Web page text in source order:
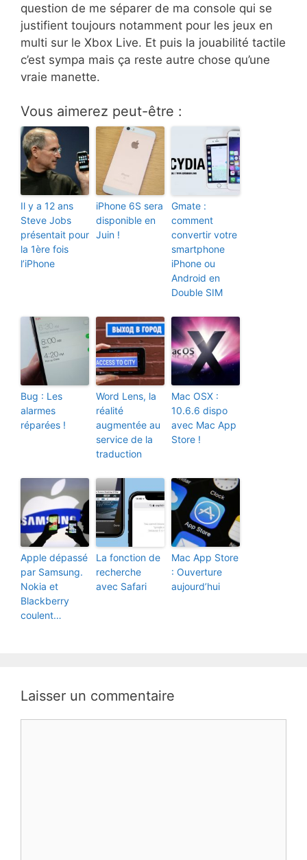
question de me séparer de ma console qui se
justifient toujours notamment pour les jeux en
multi sur le Xbox Live. Et puis la jouabilité tactile
c’est sympa mais ça reste autre chose qu’une
vraie manette.
Vous aimerez peut-être :
Il y a 12 ans
Steve Jobs
présentait pour
la 1ère fois
l’iPhone
iPhone 6S sera
disponible en
Juin !
Gmate :
comment
convertir votre
smartphone
iPhone ou
Android en
Double SIM
Bug : Les
alarmes
réparées !
Word Lens, la
réalité
augmentée au
service de la
traduction
Mac OSX :
10.6.6 dispo
avec Mac App
Store !
Apple dépassé
par Samsung.
Nokia et
Blackberry
coulent…
La fonction de
recherche
avec Safari
Mac App Store
: Ouverture
aujourd’hui
Laisser un commentaire